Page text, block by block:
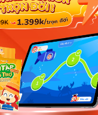
hợp nhằm
thay đổi mà
vui lòng
thức hoặc liên
để nắm bắt